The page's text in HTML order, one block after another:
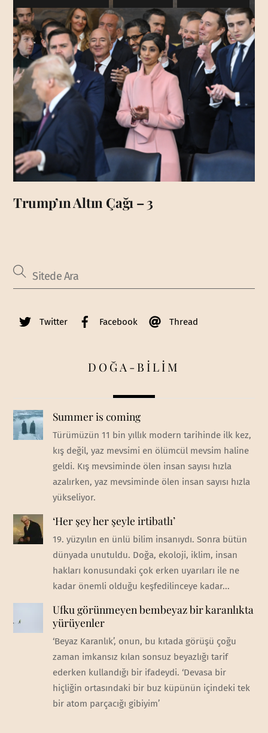
Trump’ın Altın Çağı – 3
Twitter Facebook Thread
DOĞA-BİLİM
Summer is coming
Türümüzün 11 bin yıllık modern tarihinde ilk kez,
kış değil, yaz mevsimi en ölümcül mevsim haline
geldi. Kış mevsiminde ölen insan sayısı hızla
azalırken, yaz mevsiminde ölen insan sayısı hızla
yükseliyor.
‘Her şey her şeyle irtibatlı’
19. yüzyılın en ünlü bilim insanıydı. Sonra bütün
dünyada unutuldu. Doğa, ekoloji, iklim, insan
hakları konusundaki çok erken uyarıları ile ne
kadar önemli olduğu keşfedilinceye kadar...
Ufku görünmeyen bembeyaz bir karanlıkta
yürüyenler
‘Beyaz Karanlık’, onun, bu kıtada görüşü çoğu
zaman imkansız kılan sonsuz beyazlığı tarif
ederken kullandığı bir ifadeydi. ‘Devasa bir
hiçliğin ortasındaki bir buz küpünün içindeki tek
bir atom parçacığı gibiyim’